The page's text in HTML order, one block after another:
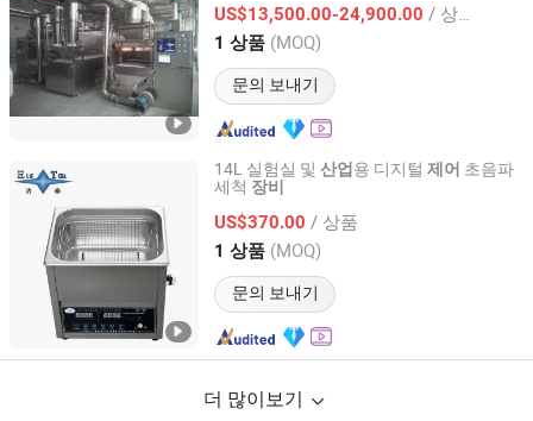
US$13,500.00-24,900.00 / 상품
1 상품 (MOQ)
문의 보내기
Shandong, China 이후 2025
14L 실험실 및 산업 용 디지털 제어 초음파
세척 장비
US$370.00 / 상품
1 상품 (MOQ)
문의 보내기
Guangdong Jietai Ultrasonic Equipment Co., Ltd.
Guangdong, China 이후 2026
더 많이보기